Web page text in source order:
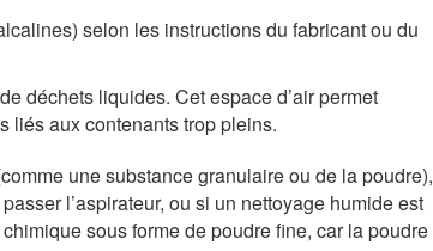
selon les instructions du fabricant ou du
déchets liquides. Cet espace d’air permet
liés aux contenants trop pleins.
une substance granulaire ou de la poudre),
l’aspirateur, ou si un nettoyage humide est
sous forme de poudre fine, car la poudre